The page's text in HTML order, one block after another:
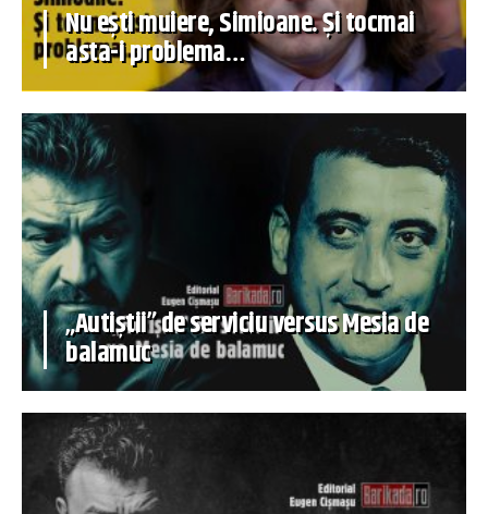
Nu ești muiere, Simioane. Și tocmai
asta-i problema…
„Autiștii” de serviciu versus Mesia de
balamuc